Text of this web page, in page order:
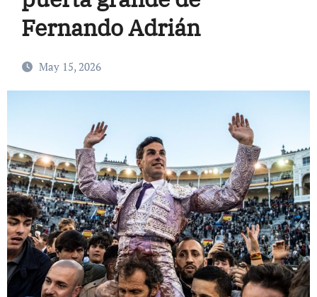
Fernando Adrián
May 15, 2026